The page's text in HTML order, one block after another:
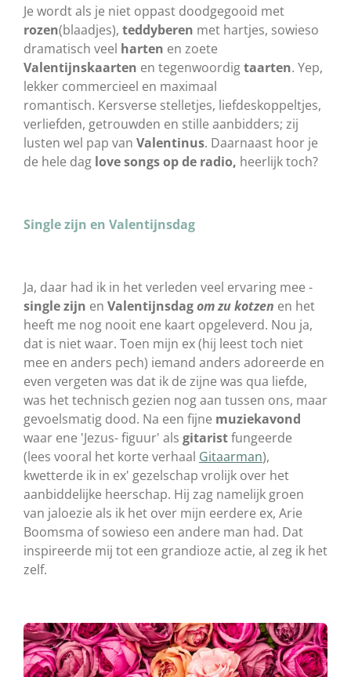
Je wordt als je niet oppast doodgegooid met
rozen(blaadjes), teddyberen met hartjes, sowieso
dramatisch veel harten en zoete
Valentijnskaarten en tegenwoordigtaarten. Yep,
lekker commercieel en maximaal
romantisch. Kersverse stelletjes, liefdeskoppeltjes,
verliefden, getrouwden en stille aanbidders; zij
lusten wel pap van Valentinus. Daarnaast hoor je
de hele dag love songs op de radio, heerlijk toch?
Single zijn en Valentijnsdag
Ja, daar had ik in het verleden veel ervaring mee -
single zijn en Valentijnsdagom zu kotzen en het
heeft me nog nooit ene kaart opgeleverd. Nou ja,
dat is niet waar. Toen mijn ex (hij leest toch niet
mee en anders pech) iemand anders adoreerde en
even vergeten was dat ik de zijne was qua liefde,
was het technisch gezien nog aan tussen ons, maar
gevoelsmatig dood. Na een fijne muziekavond
waar ene 'Jezus- figuur' als gitaristfungeerde
(lees vooral het korte verhaal Gitaarman),
kwetterde ik in ex' gezelschap vrolijk over het
aanbiddelijke heerschap. Hij zag namelijk groen
van jaloezie als ik het over mijn eerdere ex, Arie
Boomsma of sowieso een andere man had. Dat
inspireerde mij tot een grandioze actie, al zeg ik het
zelf.